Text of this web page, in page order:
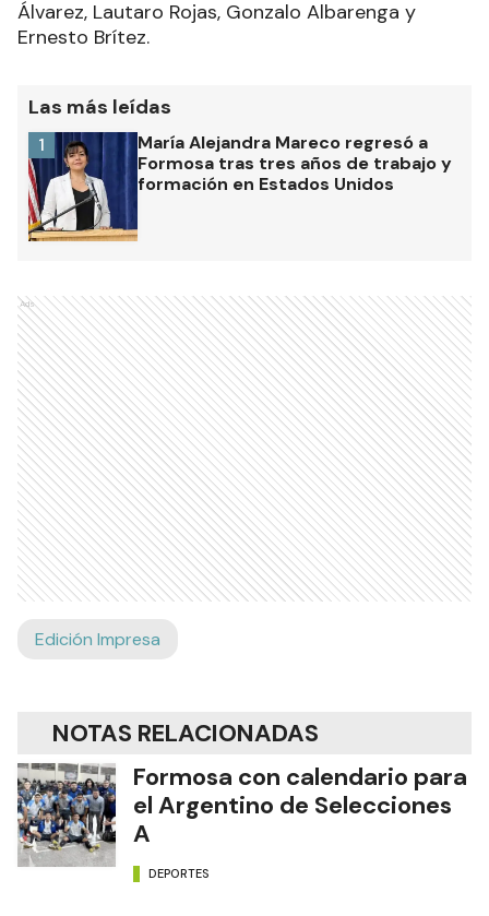
Álvarez, Lautaro Rojas, Gonzalo Albarenga y
Ernesto Brítez.
Las más leídas
María Alejandra Mareco regresó a
Formosa tras tres años de trabajo y
formación en Estados Unidos
1
Ads
Edición Impresa
NOTAS RELACIONADAS
Formosa con calendario para
el Argentino de Selecciones
A
DEPORTES